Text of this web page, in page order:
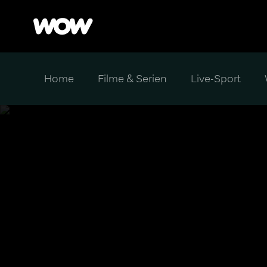
Home Filme & Serien Live-Sport